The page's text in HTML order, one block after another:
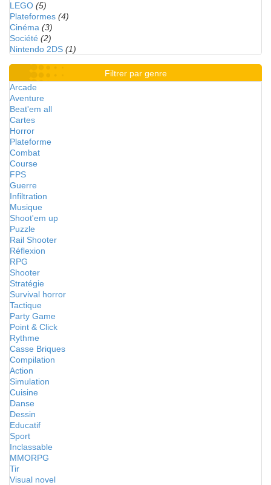
LEGO (5)
Plateformes (4)
Cinéma (3)
Société (2)
Nintendo 2DS (1)
Filtrer par genre
Arcade
Aventure
Beat'em all
Cartes
Horror
Plateforme
Combat
Course
FPS
Guerre
Infiltration
Musique
Shoot'em up
Puzzle
Rail Shooter
Réflexion
RPG
Shooter
Stratégie
Survival horror
Tactique
Party Game
Point & Click
Rythme
Casse Briques
Compilation
Action
Simulation
Cuisine
Danse
Dessin
Educatif
Sport
Inclassable
MMORPG
Tir
Visual novel